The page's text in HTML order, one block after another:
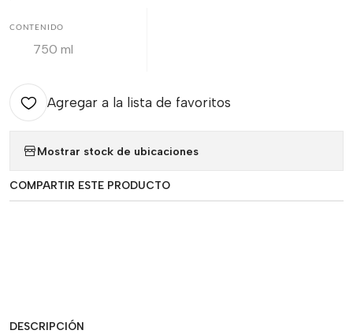
CONTENIDO
750 ml
Agregar a la lista de favoritos
Mostrar stock de ubicaciones
COMPARTIR ESTE PRODUCTO
DESCRIPCIÓN